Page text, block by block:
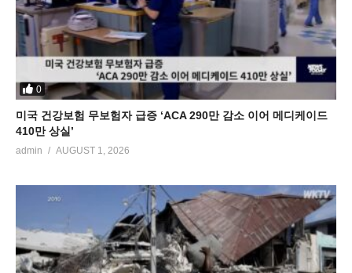
0
미국 건강보험 무보험자 급증 ‘ACA 290만 감소 이어 메디케이드
410만 상실’
admin AUGUST 1, 2026